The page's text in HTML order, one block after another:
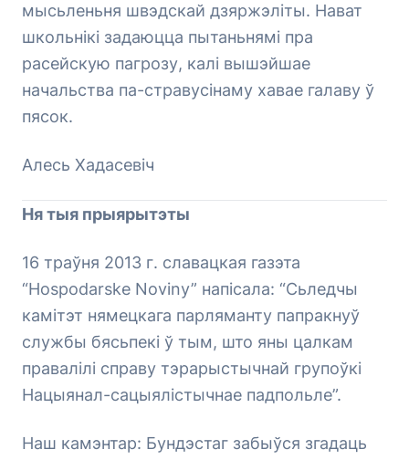
мысьленьня швэдскай дзяржэліты. Нават
школьнікі задаюцца пытаньнямі пра
расейскую пагрозу, калі вышэйшае
начальства па-стравусінаму хавае галаву ў
пясок.
Алесь Хадасевіч
Ня тыя прыярытэты
16 траўня 2013 г. славацкая газэта
“Hospodarske Noviny” напісала: “Сьледчы
камітэт нямецкага парляманту папракнуў
службы бясьпекі ў тым, што яны цалкам
правалілі справу тэрарыстычнай групоўкі
Нацыянал-сацыялістычнае падпольле”.
Наш камэнтар: Бундэстаг забыўся згадаць